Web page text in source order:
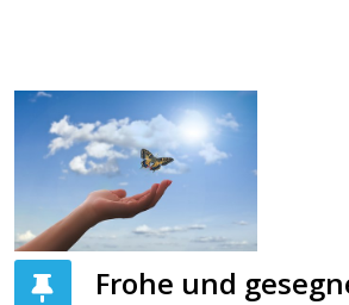
Frohe und